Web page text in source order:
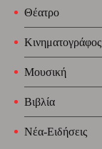
Θέατρο
Κινηματογράφος
Μουσική
Βιβλία
Νέα-Ειδήσεις